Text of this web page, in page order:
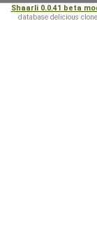
Shaarli 0.0.41 beta
database delicious